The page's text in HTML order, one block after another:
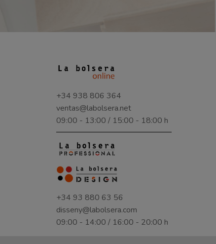
+34 938 806 364
ventas@labolsera.net
09:00 - 13:00 / 15:00 - 18:00 h
+34 93 880 63 56
disseny@labolsera.com
09:00 - 14:00 / 16:00 - 20:00 h